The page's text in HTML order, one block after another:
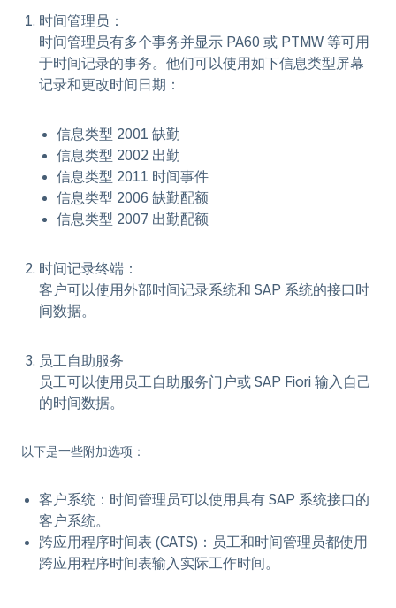
时间管理员：
时间管理员有多个事务并显示 PA60 或 PTMW 等可用
于时间记录的事务。他们可以使用如下信息类型屏幕
记录和更改时间日期：
信息类型 2001 缺勤
信息类型 2002 出勤
信息类型 2011 时间事件
信息类型 2006 缺勤配额
信息类型 2007 出勤配额
时间记录终端：
客户可以使用外部时间记录系统和 SAP 系统的接口时
间数据。
员工自助服务
员工可以使用员工自助服务门户或 SAP Fiori 输入自己
的时间数据。
以下是一些附加选项：
客户系统：时间管理员可以使用具有 SAP 系统接口的
客户系统。
跨应用程序时间表 (CATS)：员工和时间管理员都使用
跨应用程序时间表输入实际工作时间。